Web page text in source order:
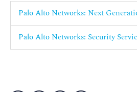
Palo Alto Networks: Next
Palo Alto Networks: Security